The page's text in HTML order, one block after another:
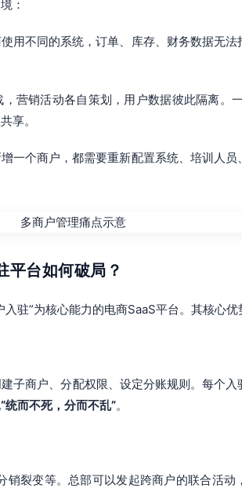
：
用不同的系统，订单、库存、财务数据无
营销活动各自策划，用户数据彼此隔离。
享。
一个商户，都需要重新配置系统、培训人
平台如何破局？
驻”为核心能力的电商SaaS平台。其核心
子商户、分配权限、设定分账规则。每个
“统而不死，分而不乱”。
裂变等。总部可以发起跨商户的联合活动